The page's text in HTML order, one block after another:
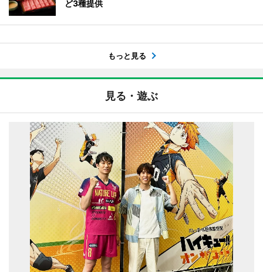
ど3種提供
もっと見る
見る・遊ぶ